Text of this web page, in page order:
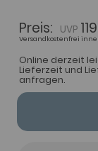
Preis:
Versandkostenfrei
Online derzeit
Lieferzeit und
anfragen.